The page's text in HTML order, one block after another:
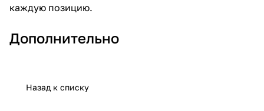
каждую позицию.
Дополнительно
Назад к списку